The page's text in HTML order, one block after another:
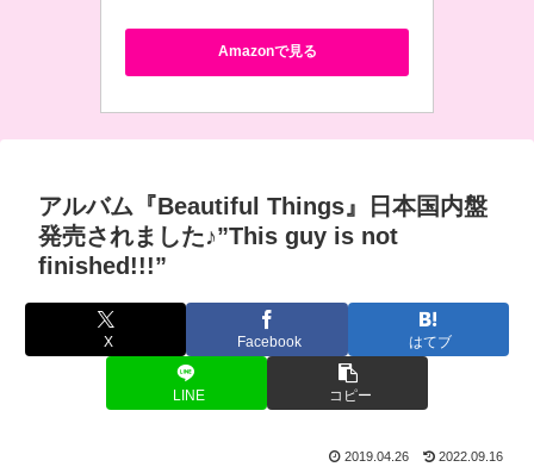
Amazonで見る
アルバム『Beautiful Things』日本国内盤
発売されました♪”This guy is not
finished!!!”
X Facebook はてブ
LINE コピー
2019.04.26 2022.09.16